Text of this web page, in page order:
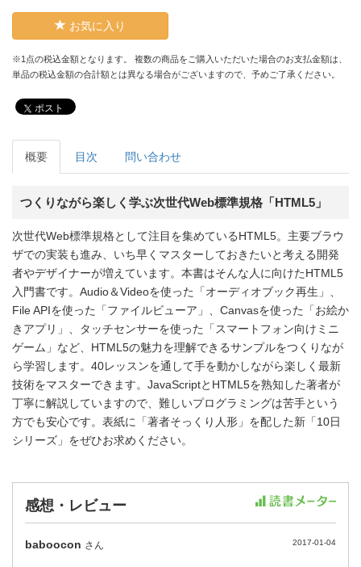
お気に入り
※1点の税込金額となります。 複数の商品をご購入いただいた場合のお支払金額は、
単品の税込金額の合計額とは異なる場合がございますので、予めご了承ください。
ポスト
概要 目次 問い合わせ
つくりながら楽しく学ぶ次世代Web標準規格「HTML5」
次世代Web標準規格として注目を集めているHTML5。主要ブラウ
ザでの実装も進み、いち早くマスターしておきたいと考える開発
者やデザイナーが増えています。本書はそんな人に向けたHTML5
入門書です。Audio＆Videoを使った「オーディオブック再生」、
File APIを使った「ファイルビューア」、Canvasを使った「お絵か
きアプリ」、タッチセンサーを使った「スマートフォン向けミニ
ゲーム」など、HTML5の魅力を理解できるサンプルをつくりなが
ら学習します。40レッスンを通して手を動かしながら楽しく最新
技術をマスターできます。JavaScriptとHTML5を熟知した著者が
丁寧に解説していますので、難しいプログラミングは苦手という
方でも安心です。表紙に「著者そっくり人形」を配した新「10日
シリーズ」をぜひお求めください。
感想・レビュー
baboocon さん 2017-01-04